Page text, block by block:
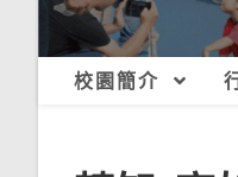
校園簡介